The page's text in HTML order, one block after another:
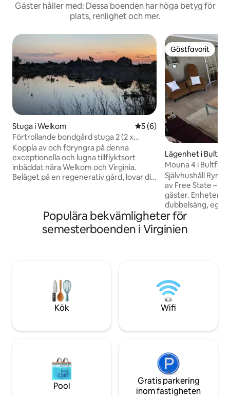
Gäster håller med: Dessa boenden har höga betyg för
plats, renlighet och mer.
Stuga i Welkom 5 av 5 i genomsnittligt
5 (6)
Förtrollande bondgård stuga 2 (2 x
enkelsäng)
Koppla av och föryngra på denna
exceptionella och lugna tillflyktsort
inbäddat nära Welkom och Virginia.
Beläget på en regenerativ gård, lovar din
läckra läckerheter från våra rikliga
ekologiska trädgårdar. Oavsett om du
söker en kort paus eller en förlängd flykt
Gästfavorit
Gästfavorit
Lägenhet i
Mouna 4 i
Självhushåll
av Free State –
gäster. Enheten har en bekväm
dubbelsäng, eget
och ett
kylskåp. Njut av
eller koppla av i
semester och
för en bekvänlig
Populära bekvämligheter för
semesterboenden i Virginien
Kök Wifi
Pool
Gratis parkering
inom fastigheten